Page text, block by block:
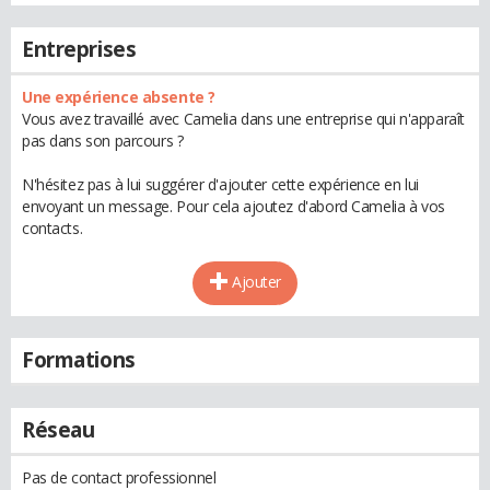
Entreprises
Une expérience absente ?
Vous avez travaillé avec Camelia dans une entreprise qui n'apparaît
pas dans son parcours ?
N'hésitez pas à lui suggérer d'ajouter cette expérience en lui
envoyant un message. Pour cela ajoutez d'abord Camelia à vos
contacts.
Ajouter
Formations
Réseau
Pas de contact professionnel